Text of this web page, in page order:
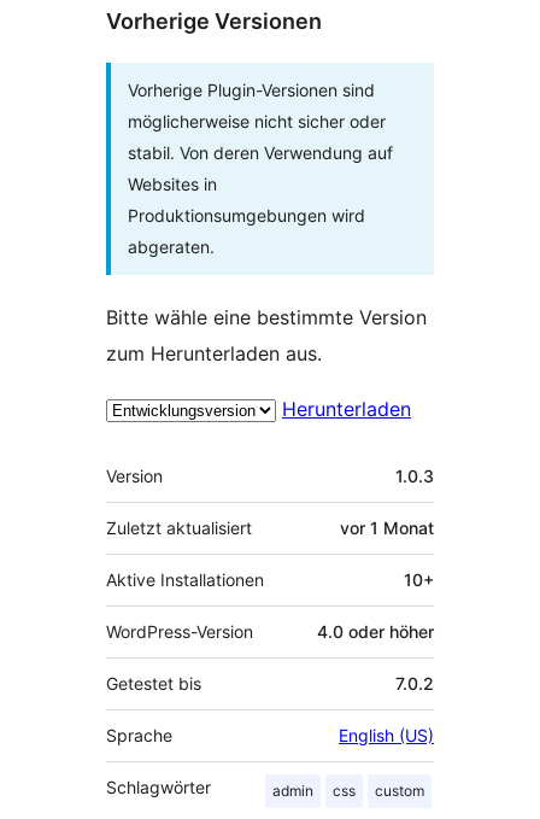
Vorherige Versionen
Vorherige Plugin-Versionen sind
möglicherweise nicht sicher oder
stabil. Von deren Verwendung auf
Websites in
Produktionsumgebungen wird
abgeraten.
Bitte wähle eine bestimmte Version
zum Herunterladen aus.
Herunterladen
Meta
Version 1.0.3
Zuletzt aktualisiert vor 1 Monat
Aktive Installationen 10+
WordPress-Version 4.0 oder höher
Getestet bis 7.0.2
Sprache English (US)
Schlagwörter admin css custom